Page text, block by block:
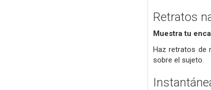
Retratos
Muestra tu
Haz retratos de
sobre el sujeto.